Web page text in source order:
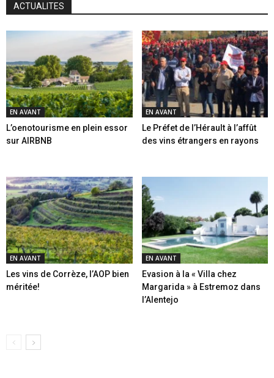
ACTUALITES
EN AVANT
L’oenotourisme en plein essor
sur AIRBNB
EN AVANT
Le Préfet de l’Hérault à l’affût
des vins étrangers en rayons
EN AVANT
Les vins de Corrèze, l’AOP bien
méritée!
EN AVANT
Evasion à la « Villa chez
Margarida » à Estremoz dans
l’Alentejo